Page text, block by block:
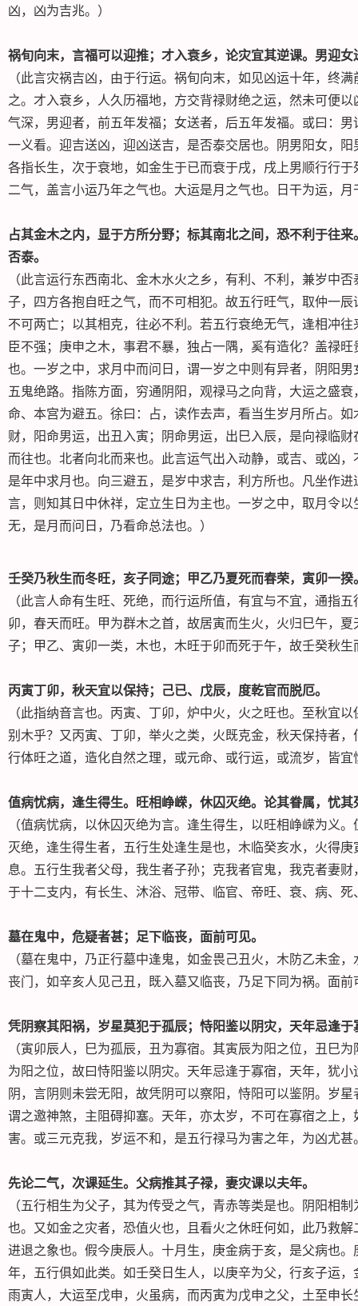
凶，凶为吉兆。）
祸旬向末，言福可以迎推；才入衰乡，论灾宜其逆课。男迎
（此言灾祸吉凶，由于行运。祸旬向末，如见凶运十年，终
之。才入衰乡，人久历福地，方交背禄财绝之运，然未可便
气深，男迎者，前五年发福；女送者，后五年发福。或曰：
一义看。迎吉送凶，迎凶送吉，是否泰交居也。阴男阳女，
各指长生，次于衰地，如金生于已而衰于戌，戌上男顺行行
二气，盖言小运乃年之气也。大运是月之气也。日干为运，
占其金木之内，显于方所分野；标其南北之间，恐不利于往
否泰。
（此言运行东西南北、金木水火之乡，有利、不利，兼岁中
子，四方各抱自旺之气，而不可相犯。故五行旺气，取仲一
不可两亡；以其相克，往必不利。若五行衰绝无气，逢相冲
臣不强；庚申之木，事君不暴，独占一隅，奚有造化？盖禄
也。一岁之中，求月中而问日，谓一岁之中则有异者，阴阳
五鬼绝路。指陈方面，穷通阴阳，观禄马之向背，大运之盛
命、本宫为避五。徐曰：占，读作去声，看当生岁月所占。
财，阳命男运，出丑入寅；阴命男运，出巳入辰，是向禄临
而往也。北者向北而来也。此言运气出入动静，或吉、或凶
是年中求月也。向三避五，是岁中求吉，利方所也。凡坐作
言，则知其日中休祥，定立生日为主也。一岁之中，取月令
无，是月而问日，乃看命总法也。）
壬癸乃秋生而冬旺，亥子同途；甲乙乃夏死而春荣，寅卯一揆
（此言人命有生旺、死绝，而行运所值，有宜与不宜，通指
卯，春天而旺。甲为群木之首，故居寅而生火，火归巳午，
子；甲乙、寅卯一类，木也，木旺于卯而死于午，故壬癸秋
丙寅丁卯，秋天宜以保持；己已、戊辰，度乾官而脱厄。
（此指纳音言也。丙寅、丁卯，炉中火，火之旺也。至秋宜
别木乎？又丙寅、丁卯，举火之类，火既克金，秋天保持者
行体旺之道，造化自然之理，或元命、或行运，或流岁，皆宜
值病忧病，逢生得生。旺相峥嵘，休囚灭绝。论其眷属，忧其
（值病忧病，以休囚灭绝为言。逢生得生，以旺相峥嵘为义
灭绝，逢生得生者，五行生处逢生是也，木临癸亥水，火得
息。五行生我者父母，我生者子孙；克我者官鬼，我克者妻
于十二支内，有长生、沐浴、冠带、临官、帝旺、衰、病、
墓在鬼中，危疑者甚；足下临丧，面前可见。
（墓在鬼中，乃正行墓中逢鬼，如金畏己丑火，木防乙未金
丧门，如辛亥人见己丑，既入墓又临丧，乃足下同为祸。面
凭阴察其阳祸，岁星莫犯于孤辰；恃阳鉴以阴灾，天年忌逢于
（寅卯辰人，巳为孤辰，丑为寡宿。其寅辰为阳之位，丑巳
为阳之位，故曰恃阳鉴以阴灾。天年忌逢于寡宿，天年，犹
阴，言阴则未尝无阳，故凭阴可以察阳，恃阳可以鉴阴。岁
谓之邀神煞，主阻碍抑塞。天年，亦太岁，不可在寡宿之上
害。或三元克我，岁运不和，是五行禄马为害之年，为凶尤甚
先论二气，次课延生。父病推其子禄，妻灾课以夫年。
（五行相生为父子，其为传受之气，青赤等类是也。阴阳相
也。又如金之灾者，恐值火也，且看火之休旺何如，此乃救
进退之象也。假今庚辰人。十月生，庚金病于亥，是父病也
年，五行俱如此类。如壬癸日生人，以庚辛为父，行亥子运
雨寅人，大运至戊申，火虽病，而丙寅为戊申之父，土至申